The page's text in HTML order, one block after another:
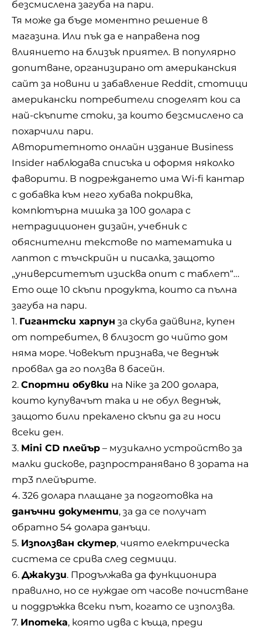
безсмислена загуба на пари.
Тя може да бъде моментно решение в
магазина. Или пък да е направена под
влиянието на близък приятел. В популярно
допитване, организирано от американския
сайт за новини и забавление Reddit, стотици
американски потребители споделят кои са
най-скъпите стоки, за които безсмислено са
похарчили пари.
Авторитетното онлайн издание Business
Insider наблюдава списъка и оформя няколко
фаворити. В подреждането има Wi-fi кантар
с добавка към него хубава покривка,
компютърна мишка за 100 долара с
нетрадиционен дизайн, учебник с
обяснителни текстове по математика и
лаптоп с тъчскрийн и писалка, защото
„университетът изисква опит с таблет“…
Ето още 10 скъпи продукта, които са пълна
загуба на пари.
1. Гигантски харпун за скуба дайвинг, купен
от потребител, в близост до чийто дом
няма море. Човекът признава, че веднъж
пробвал да го ползва в басейн.
2. Спортни обувки на Nike за 200 долара,
които купувачът така и не обул веднъж,
защото били прекалено скъпи да ги носи
всеки ден.
3. Mini CD плейър – музикално устройство за
малки дискове, разпространявано в зората на
mp3 плейърите.
4. 326 долара плащане за подготовка на
данъчни документи, за да се получат
обратно 54 долара данъци.
5. Използван скутер, чиято електрическа
система се срива след седмици.
6. Джакузи. Продължава да функционира
правилно, но се нуждае от часове почистване
и поддръжка всеки път, когато се използва.
7. Ипотека, която идва с къща, преди